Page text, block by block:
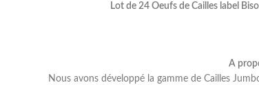
Lot de 24 Oeufs de Cailles label
A
Nous avons développé la gamme de Cailles